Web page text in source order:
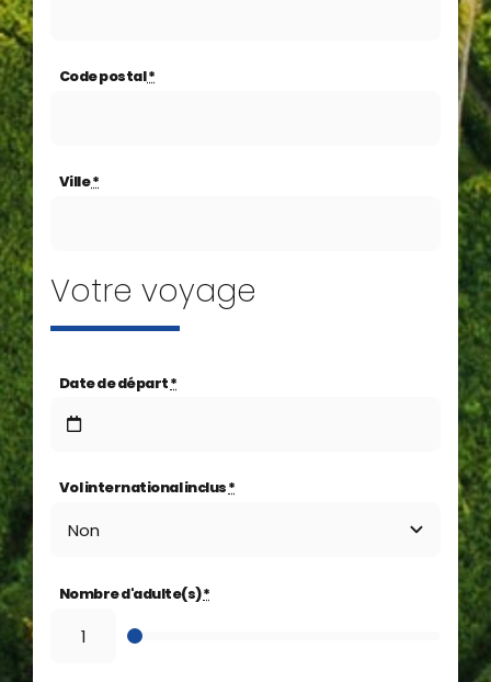
Code postal*
Ville*
Votre voyage
Date de départ*
Vol international inclus*
Nombre d'adulte(s)*